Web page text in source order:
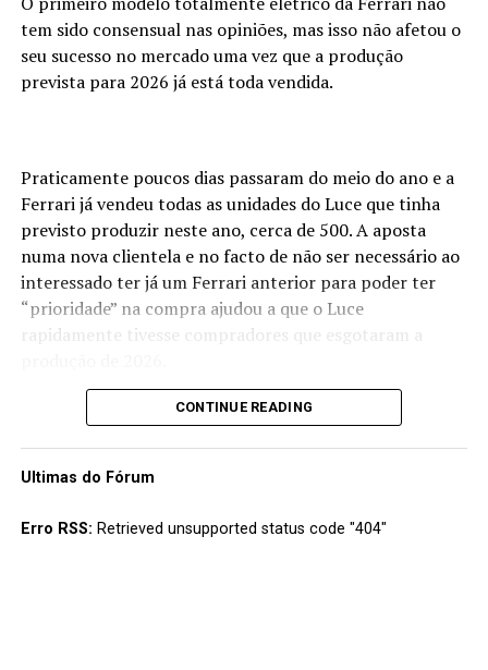
tem sido consensual nas opiniões, mas isso não afetou o
seu sucesso no mercado uma vez que a produção
prevista para 2026 já está toda vendida.
Praticamente poucos dias passaram do meio do ano e a
Ferrari já vendeu todas as unidades do Luce que tinha
previsto produzir neste ano, cerca de 500. A aposta
numa nova clientela e no facto de não ser necessário ao
interessado ter já um Ferrari anterior para poder ter
“prioridade” na compra ajudou a que o Luce
rapidamente tivesse compradores que esgotaram a
A marca de Maranello prevê uma produção de cerca de
primeiro ano parece que tal será conseguido sem grande
CONTINUE READING
Ultimas do Fórum
Erro RSS: Retrieved unsupported status code "404"